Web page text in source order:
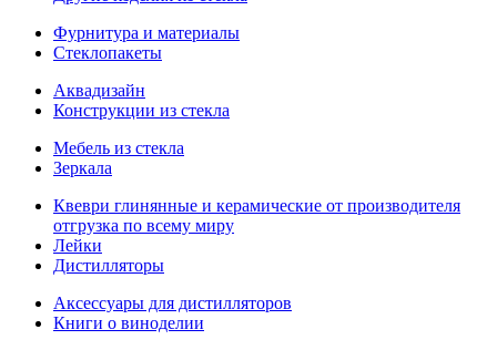
Фурнитура и материалы
Стеклопакеты
Аквадизайн
Конструкции из стекла
Мебель из стекла
Зеркала
Квеври глинянные и керамические от производителя
отгрузка по всему миру
Лейки
Дистилляторы
Аксессуары для дистилляторов
Книги о виноделии